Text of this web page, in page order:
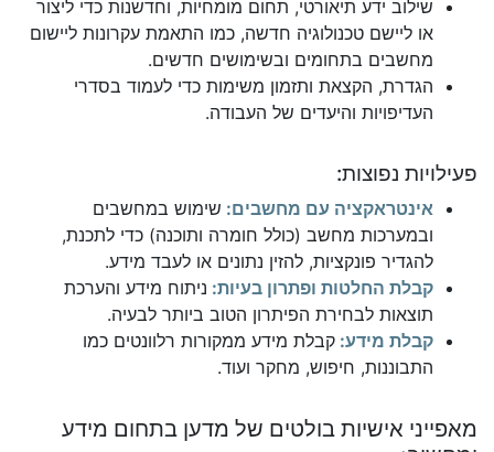
שילוב ידע תיאורטי, תחום מומחיות, וחדשנות כדי ליצור
או ליישם טכנולוגיה חדשה, כמו התאמת עקרונות ליישום
מחשבים בתחומים ובשימושים חדשים.
הגדרת, הקצאת ותזמון משימות כדי לעמוד בסדרי
העדיפויות והיעדים של העבודה.
פעילויות נפוצות:
אינטראקציה עם מחשבים: שימוש במחשבים
ובמערכות מחשב (כולל חומרה ותוכנה) כדי לתכנת,
להגדיר פונקציות, להזין נתונים או לעבד מידע.
קבלת החלטות ופתרון בעיות: ניתוח מידע והערכת
תוצאות לבחירת הפיתרון הטוב ביותר לבעיה.
קבלת מידע: קבלת מידע ממקורות רלוונטים כמו
התבוננות, חיפוש, מחקר ועוד.
מאפייני אישיות בולטים של מדען בתחום מידע